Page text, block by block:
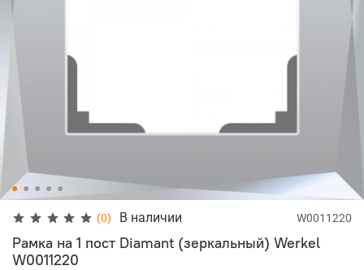
(0) В наличии W0011220
Рамка на 1 пост Diamant (зеркальный) Werkel
W0011220